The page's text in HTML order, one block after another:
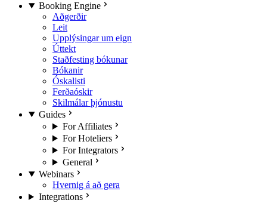
Booking Engine
Aðgerðir
Leit
Upplýsingar um eign
Úttekt
Staðfesting bókunar
Bókanir
Óskalisti
Ferðaóskir
Skilmálar þjónustu
Guides
For Affiliates
For Hoteliers
For Integrators
General
Webinars
Hvernig á að gera
Integrations